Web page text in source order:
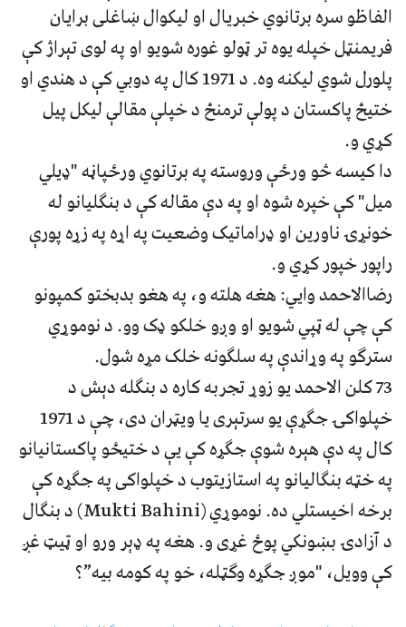
الفاظو سره برتانوي خبریال او لیکوال ښاغلی برایان
فریمنټل خپله یوه تر ټولو غوره شویو او په لوی تېراژ کې
پلورل شوي لیکنه وه. د 1971 کال په دوبي کې د هندي او
ختیځ پاکستان د پولې ترمنځ د خپلې مقالې لیکل پیل
کړي و.
دا کیسه څو ورځې وروسته په برتانوي ورځپاڼه "ډیلي
میل" کې خپره شوه او په دې مقاله کې د بنګلیانو له
خونړۍ ناورین او ډراماتیک وضعیت په اړه په زړه پورې
راپور خپور کړي و.
رضاالاحمد وايي: هغه هلته و، په هغو بدبختو کمپونو
کې چې له ټپي شویو او وږو خلکو ډک وو. د نوموړي
سترګو په وړاندې په سلګونه خلک مړه شول.
73 کلن الاحمد یو زوړ تجربه کاره د بنګله دېش د
خپلواکۍ جګړې یو سرتېری یا ویټران دی، چې د 1971
کال په دې هېره شوې جګړه کې یې د ختیځو پاکستانیانو
په خټه بنګالیانو په استازیتوب د خپلواکی په جګړه کې
برخه اخیستلي ده. نوموړي (Mukti Bahini) د بنګال
د آزادۍ بښونکي پوځ غړی و. هغه په ډېر ورو او ټیټ غږ
کې وویل، "موږ جګړه وګټله، خو په کومه بیه”؟